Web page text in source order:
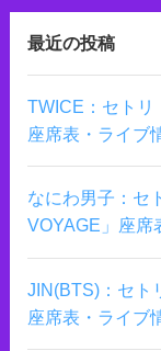
最近の投稿
TWICE：セトリ
座席表・ライブ
なにわ男子：セ
VOYAGE」座席
JIN(BTS)：セト
座席表・ライブ